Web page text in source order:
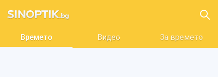
Времето Видео За времето